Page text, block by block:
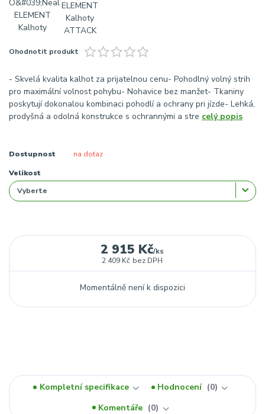
Ohodnotit produkt
- Skvelá kvalita kalhot za prijatelnou cenu- Pohodlný volný strih
pro maximální volnost pohybu- Nohavice bez manžet- Tkaniny
poskytují dokonalou kombinaci pohodlí a ochrany pri jízde- Lehká,
prodyšná a odolná konstrukce s ochrannými a stre celý popis
Dostupnost na dotaz
Velikost
2 915 Kč/ks
2 409 Kč bez DPH
Momentálně není k dispozici
Kompletní specifikace Hodnocení
0
Komentáře
0